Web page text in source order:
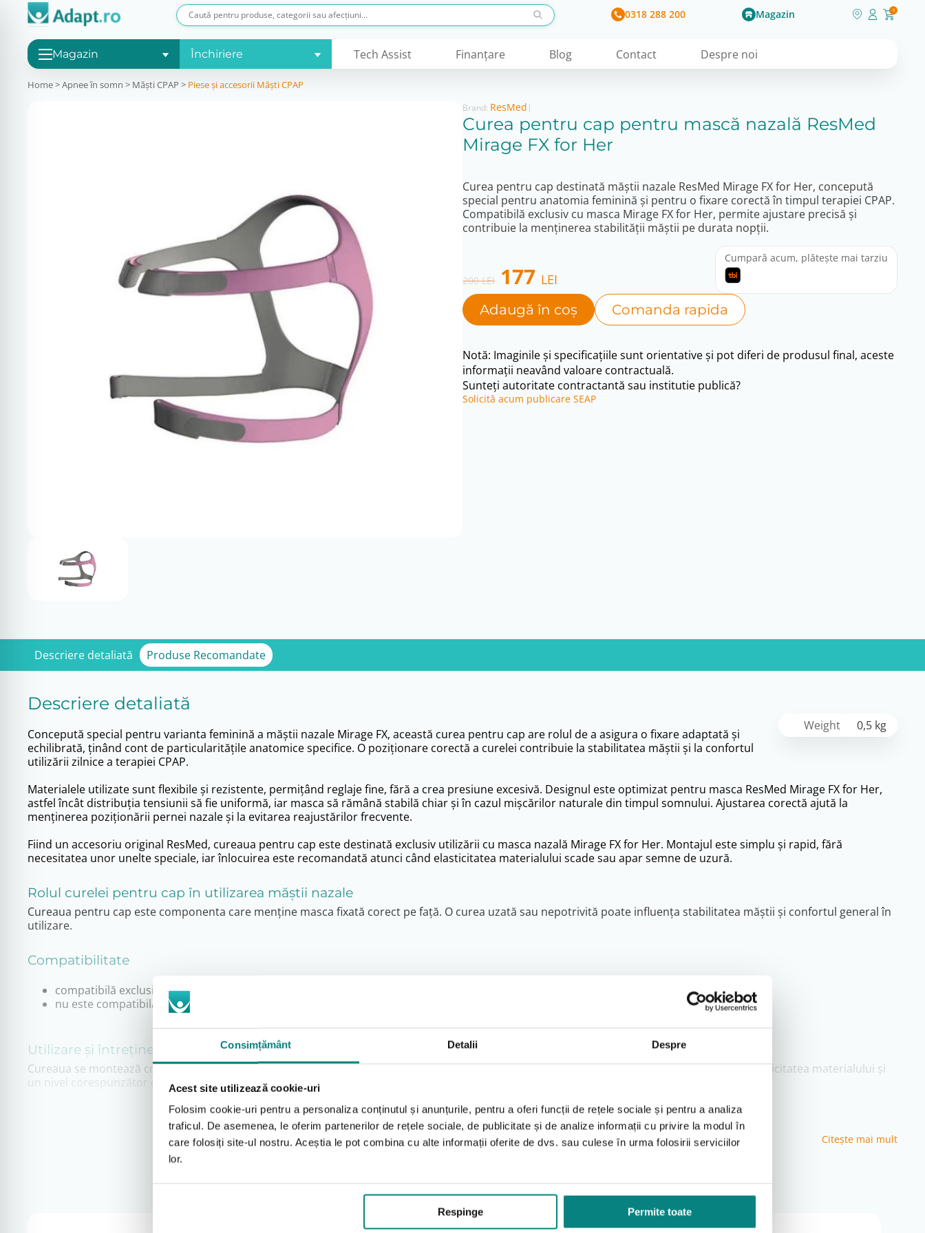
Consimțământ Detalii Despre
Acest site utilizează cookie-uri
Folosim cookie-uri pentru a personaliza conținutul și anunțurile, pentru a oferi funcții de rețele sociale și pentru a analiza
traficul. De asemenea, le oferim partenerilor de rețele sociale, de publicitate și de analize informații cu privire la modul în
care folosiți site-ul nostru. Aceștia le pot combina cu alte informații oferite de dvs. sau culese în urma folosirii serviciilor
lor.
Respinge Permite toate
0318 288 200 Magazin 0
Magazin Închiriere Tech Assist Finanţare Blog Contact Despre noi
Home>Apnee în somn > Măşti CPAP > Piese și accesorii Măști CPAP
Brand: ResMed |
Curea pentru cap pentru mască nazală ResMed
Mirage FX for Her
Curea pentru cap destinată măștii nazale ResMed Mirage FX for Her, concepută
special pentru anatomia feminină și pentru o fixare corectă în timpul terapiei CPAP.
Compatibilă exclusiv cu masca Mirage FX for Her, permite ajustare precisă și
contribuie la menținerea stabilității măștii pe durata nopții.
200LEI Original
price
was:
200 lei.
177 LEI
price
is:
177 lei.
Cumpară acum, plătește mai tarziu
Adaugă în coș Comanda rapida
Notă: Imaginile și specificațiile sunt orientative și pot diferi de produsul final, aceste
informații neavând valoare contractuală.
Sunteți autoritate contractantă sau institutie publică?
Solicită acum publicare SEAP
Descriere detaliată Produse Recomandate
Descriere detaliată
Weight 0,5 kg
Concepută special pentru varianta feminină a măștii nazale Mirage FX, această curea pentru cap are rolul de a asigura o fixare adaptată și
echilibrată, ținând cont de particularitățile anatomice specifice. O poziționare corectă a curelei contribuie la stabilitatea măștii și la confortul
utilizării zilnice a terapiei CPAP.
Materialele utilizate sunt flexibile și rezistente, permițând reglaje fine, fără a crea presiune excesivă. Designul este optimizat pentru masca ResMed Mirage FX for Her,
astfel încât distribuția tensiunii să fie uniformă, iar masca să rămână stabilă chiar și în cazul mișcărilor naturale din timpul somnului. Ajustarea corectă ajută la
menținerea poziționării pernei nazale și la evitarea reajustărilor frecvente.
Fiind un accesoriu original ResMed, cureaua pentru cap este destinată exclusiv utilizării cu masca nazală Mirage FX for Her. Montajul este simplu și rapid, fără
necesitatea unor unelte speciale, iar înlocuirea este recomandată atunci când elasticitatea materialului scade sau apar semne de uzură.
Rolul curelei pentru cap în utilizarea măștii nazale
Cureaua pentru cap este componenta care menține masca fixată corect pe față. O curea uzată sau nepotrivită poate influența stabilitatea măștii și confortul general în
utilizare.
Compatibilitate
compatibilă exclusiv cu masca nazală
nu este compatibilă cu alte modele ResMed sau cu varianta standard Mirage FX
Utilizare și întreținere
Cureaua se montează conform instrucțiunilor producătorului. Se recomandă curățarea periodică, cu produse adecvate, pentru a menține elasticitatea materialului și
un nivel corespunzător de igienă.
Când este recomandată înlocuirea curelei
când materialul își pierde elasticitatea
atunci când masca nu mai rămâne stabilă pe față
Citeşte mai mult
Produse Recomandate